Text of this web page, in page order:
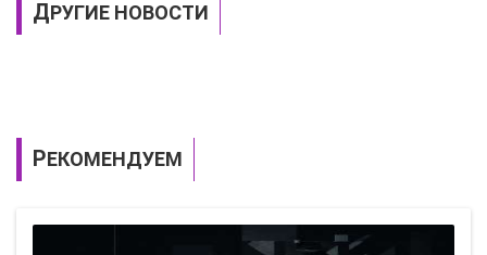
ДРУГИЕ НОВОСТИ
РЕКОМЕНДУЕМ